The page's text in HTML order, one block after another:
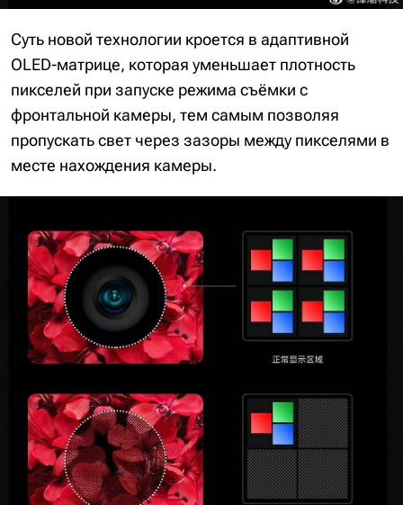
Суть новой технологии кроется в адаптивной
OLED-матрице, которая уменьшает плотность
пикселей при запуске режима съёмки с
фронтальной камеры, тем самым позволяя
пропускать свет через зазоры между пикселями в
месте нахождения камеры.